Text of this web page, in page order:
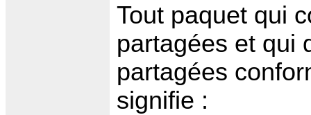
Tout paquet qui
partagées et qui
partagées
signifie :